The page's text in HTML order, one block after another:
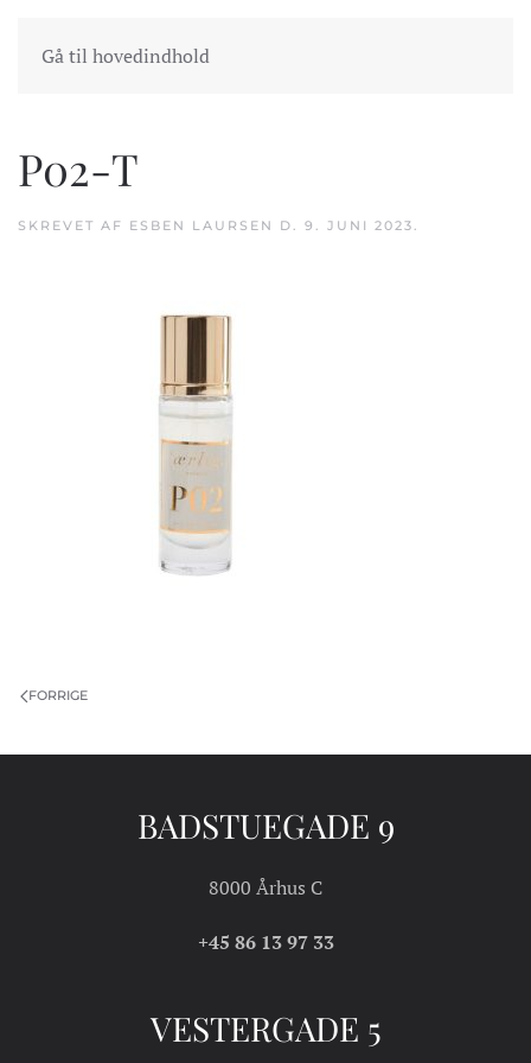
Gå til hovedindholdINDKØBSKURV
P02-T
SKREVET AF ESBEN LAURSEN D. 9. JUNI 2023.
FORRIGE
BADSTUEGADE 9
8000 Århus C
+45 86 13 97 33
VESTERGADE 5